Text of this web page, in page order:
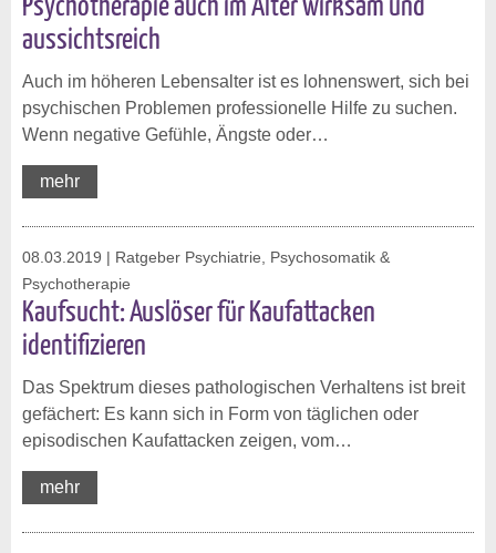
Psychotherapie auch im Alter wirksam und
aussichtsreich
Auch im höheren Lebensalter ist es lohnenswert, sich bei
psychischen Problemen professionelle Hilfe zu suchen.
Wenn negative Gefühle, Ängste oder…
mehr
08.03.2019 | Ratgeber Psychiatrie, Psychosomatik &
Psychotherapie
Kaufsucht: Auslöser für Kaufattacken
identifizieren
Das Spektrum dieses pathologischen Verhaltens ist breit
gefächert: Es kann sich in Form von täglichen oder
episodischen Kaufattacken zeigen, vom…
mehr